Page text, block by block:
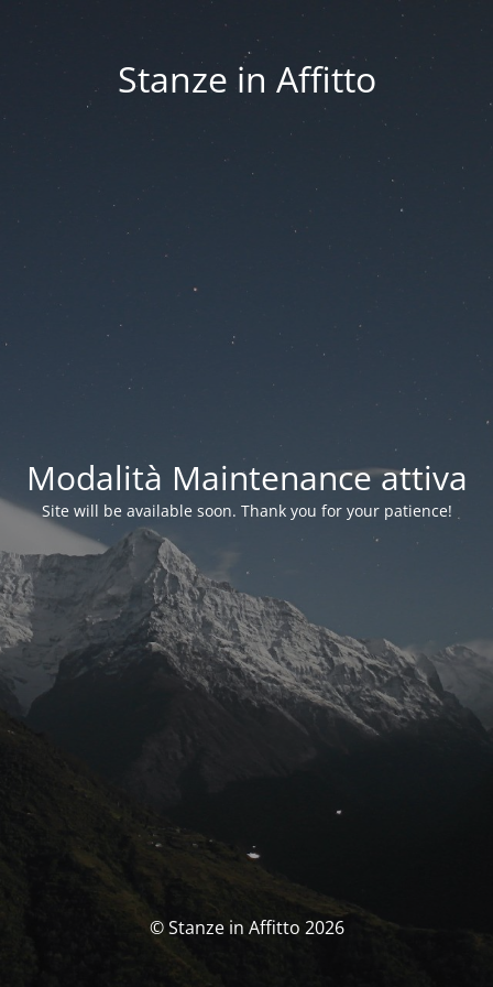
Stanze in Affitto
Modalità Maintenance attiva
Site will be available soon. Thank you for your patience!
© Stanze in Affitto 2026